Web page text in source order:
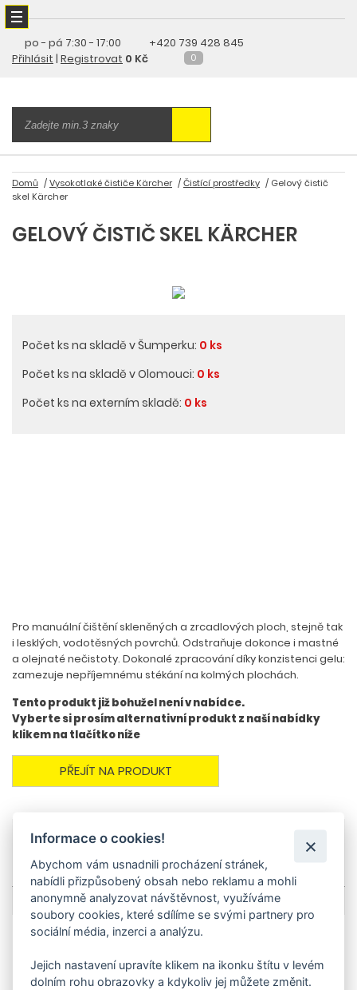
po - pá 7:30 - 17:00
+420 739 428 845
Přihlásit | Registrovat 0 Kč 0
Domů Vysokotlaké čističe Kärcher Čistící prostředky
Gelový čistič
skel Kärcher
GELOVÝ ČISTIČ SKEL KÄRCHER
Počet ks na skladě v Šumperku: 0 ks
Počet ks na skladě v Olomouci: 0 ks
Počet ks na externím skladě: 0 ks
Pro manuální čištění skleněných a zrcadlových ploch, stejně tak
i lesklých, vodotěsných povrchů. Odstraňuje dokonce i mastné
a olejnaté nečistoty. Dokonalé zpracování díky konzistenci gelu:
zamezuje nepříjemnému stékání na kolmých plochách.
Tento produkt již bohužel není v nabídce.
Vyberte si prosím alternativní produkt z naší nabídky
klikem na tlačítko níže
PŘEJÍT NA PRODUKT
Více o produktu
Soubory ke stažení
Související produkty
-11 % Do 10 dnů
Informace o cookies!
Abychom vám usnadnili procházení stránek,
nabídli přizpůsobený obsah nebo reklamu a mohli
anonymně analyzovat návštěvnost, využíváme
soubory cookies, které sdílíme se svými partnery pro
sociální média, inzerci a analýzu.
Jejich nastavení upravíte klikem na ikonku štítu v levém
dolním rohu obrazovky a kdykoliv jej můžete změnit.